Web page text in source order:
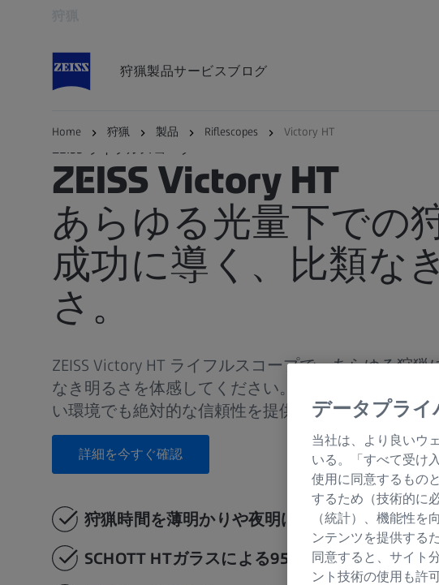
狩猟製品サービスブログ
Home 狩猟 製品 Riflescopes Victory HT
ZEISS ライフルスコープ
ZEISS Victory HT
あらゆる光量下での
成功に導く、比類な
さ。
ZEISS Victory HT ライフルスコープで、あらゆる狩猟
なき明るさを体感してください。95%の光透過率を実
い環境でも絶対的な信頼性を提供します。
詳細を今すぐ確認
狩猟時間を薄明かりや夜明けまで延長
SCHOTT HTガラスによる95%の光透過率
データプライ
当社は、より良いウ
いる。「すべて受け
使用に同意するもの
するため（技術的に
（統計）、機能性
ンテンツを提供する
同意すると、サイト
ント技術の使用も許